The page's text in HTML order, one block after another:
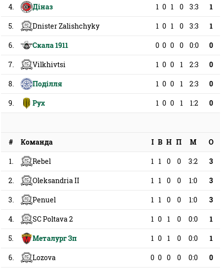
4. Діназ 1 0 1 0 3:3 1
5. Dnister Zalishchyky 1 0 1 0 3:3 1
6. Скала 1911 0 0 0 0 0:0 0
7. Vilkhivtsi 1 0 0 1 2:3 0
8. Поділля 1 0 0 1 2:3 0
9. Рух 1 0 0 1 1:2 0
# Команда І В Н П М О
1. Rebel 1 1 0 0 3:2 3
2. Oleksandria II 1 1 0 0 1:0 3
3. Penuel 1 1 0 0 1:0 3
4. SC Poltava 2 1 0 1 0 0:0 1
5. Металург Зп 1 0 1 0 0:0 1
6. Lozova 0 0 0 0 0:0 0